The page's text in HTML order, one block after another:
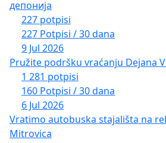
депонија
227 potpisi
227 Potpisi / 30 dana
9 Jul 2026
Pružite podršku vraćanju Dejana
1 281 potpisi
160 Potpisi / 30 dana
6 Jul 2026
Vratimo autobuska stajališta na
Mitrovica